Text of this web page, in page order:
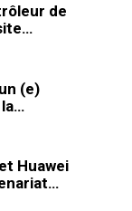
de
(e)
Huawei